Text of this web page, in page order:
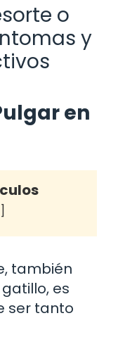
o
y
en
también
es
ser tanto